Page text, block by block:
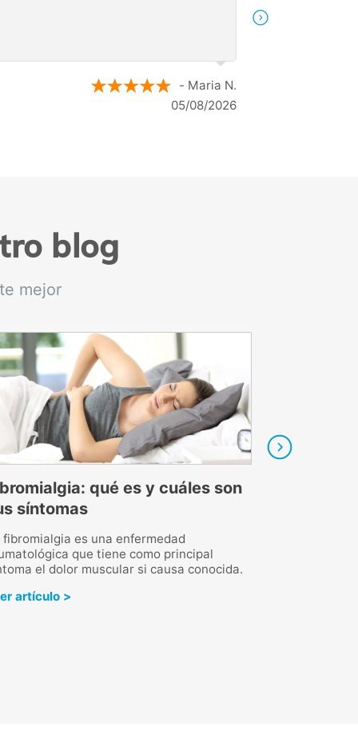
30/07/2026
blog
mejor
qué es y cuáles son
síntomas
fibromialgia es una enfermedad
que tiene como principal
el dolor muscular si causa conocida.
artículo >